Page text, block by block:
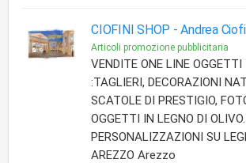
CIOFINI SHOP -Andrea
Articoli promozione pubblicitaria
VENDITE ONE LINE OGGETTI
:TAGLIERI, DECORAZIONI
SCATOLE DI PRESTIGIO,
OGGETTI IN LEGNO DI OLIVO.
PERSONALIZZAZIONI SU
AREZZO Arezzo